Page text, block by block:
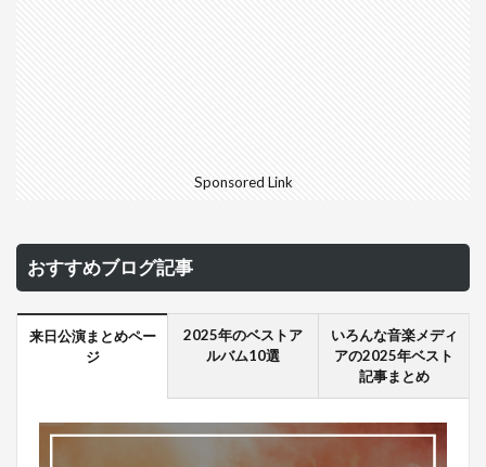
Sponsored Link
おすすめブログ記事
来日公演まとめペー
ジ
2025年のベストア
ルバム10選
いろんな音楽メディ
アの2025年ベスト
記事まとめ